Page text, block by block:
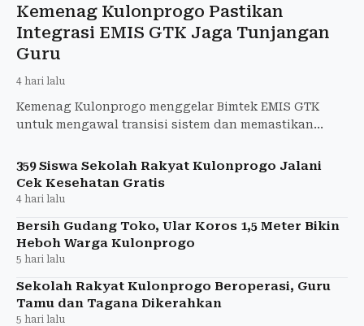
Kemenag Kulonprogo Pastikan
Integrasi EMIS GTK Jaga Tunjangan
Guru
4 hari lalu
Kemenag Kulonprogo menggelar Bimtek EMIS GTK
untuk mengawal transisi sistem dan memastikan
359 Siswa Sekolah Rakyat Kulonprogo Jalani
Cek Kesehatan Gratis
4 hari lalu
Bersih Gudang Toko, Ular Koros 1,5 Meter Bikin
Heboh Warga Kulonprogo
5 hari lalu
Sekolah Rakyat Kulonprogo Beroperasi, Guru
Tamu dan Tagana Dikerahkan
5 hari lalu